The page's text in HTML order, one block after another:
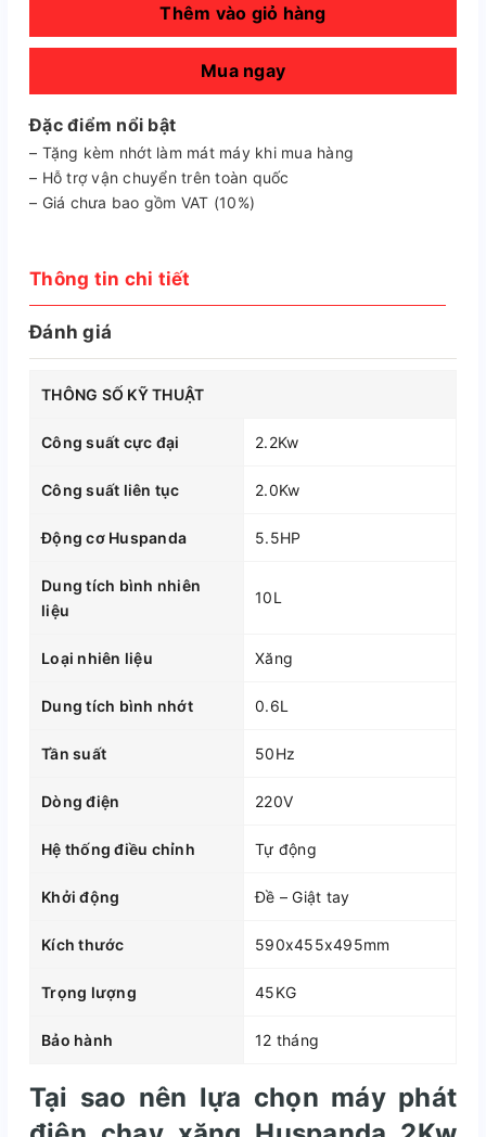
Thêm vào giỏ hàng
Mua ngay
Đặc điểm nổi bật
– Tặng kèm nhớt làm mát máy khi mua hàng
– Hỗ trợ vận chuyển trên toàn quốc
– Giá chưa bao gồm VAT (10%)
Thông tin chi tiết
Đánh giá
THÔNG SỐ KỸ THUẬT
Công suất cực đại 2.2Kw
Công suất liên tục 2.0Kw
Động cơ Huspanda 5.5HP
Dung tích bình nhiên
liệu
10L
Loại nhiên liệu Xăng
Dung tích bình nhớt 0.6L
Tần suất 50Hz
Dòng điện 220V
Hệ thống điều chỉnh Tự động
Khởi động Đề – Giật tay
Kích thước 590x455x495mm
Trọng lượng 45KG
Bảo hành 12 tháng
Tại sao nên lựa chọn máy phát